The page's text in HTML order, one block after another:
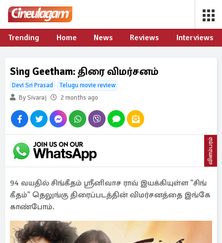
Trending Home News Reviews Interviews
Sing Geetham: திரை விமர்சனம்
Devi Sri Prasad
Telugu movie review
By Sivaraj
2 months ago
விளம்பரம்
94 வயதில் சிங்கீதம் ஸ்ரீனிவாச ராவ் இயக்கியுள்ள "சிங்
கீதம்" தெலுங்கு திரைப்படத்தின் விமர்சனத்தை இங்கே
காண்போம்.